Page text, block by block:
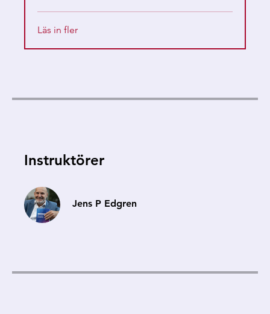
Läs in fler
Instruktörer
Jens P Edgren